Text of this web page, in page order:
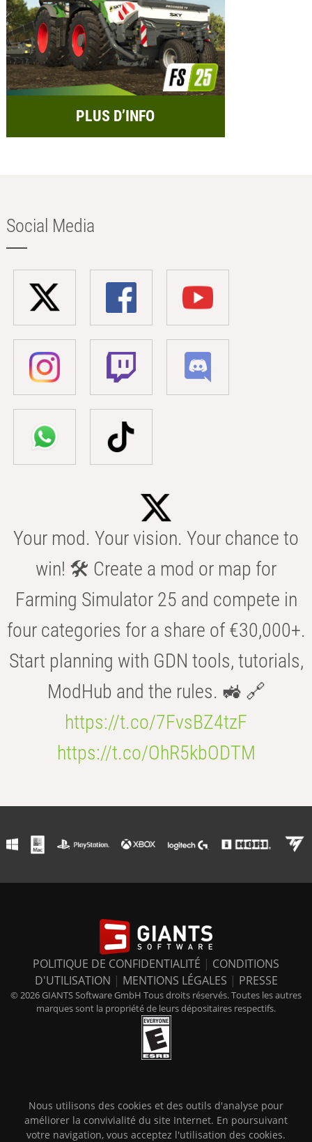
PLUS D’INFO
Social Media
Your mod. Your vision. Your chance to
win! 🛠️ Create a mod or map for
Farming Simulator 25 and compete in
four categories for a share of €30,000+.
Start planning with GDN tools, tutorials,
ModHub and the rules. 🚜 🔗
https://t.co/7FvsBZ4tzF
https://t.co/OhR5kbODTM
POLITIQUE DE CONFIDENTIALITÉ | CONDITIONS
D'UTILISATION | MENTIONS LÉGALES | PRESSE
© 2026 GIANTS Software GmbH Tous droits réservés. Toutes les autres
marques sont la propriété de leurs dépositaires respectifs.
Nous utilisons des cookies et des outils d'analyse pour
améliorer la convivialité du site Internet. En poursuivant
votre navigation, vous acceptez l'utilisation des cookies.